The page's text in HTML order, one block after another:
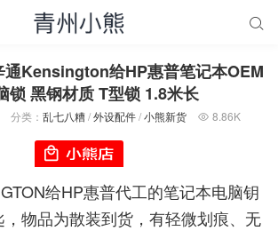

通Kensington给HP惠普笔记本OEM
锁 黑钢材质 T型锁 1.8米长
分类： 乱七八糟/外设配件/小熊新货  8.86K
给HP惠普代工的笔记本电脑钥
物品为散装到货，有轻微划痕、无